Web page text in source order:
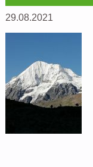
29.08.2021